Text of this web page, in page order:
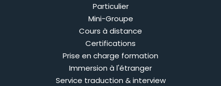
Particulier
Mini-Groupe
Cours à distance
Certifications
Prise en charge formation
Immersion à l'étranger
Service traduction & interview